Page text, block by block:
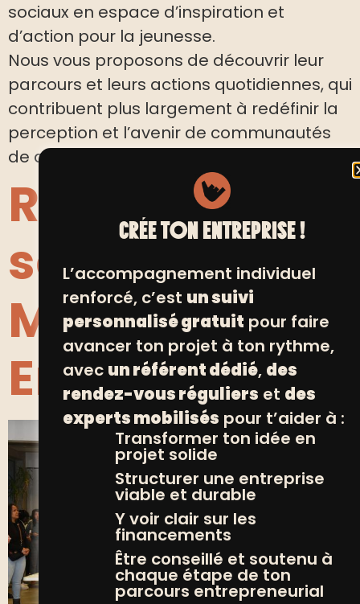
sociaux en espace d’inspiration et
d’action pour la jeunesse.
Nous vous proposons de découvrir leur
parcours et leurs actions quotidiennes, qui
contribuent plus largement à redéfinir la
perception et l’avenir de communautés
de quartiers souvent mal comprises.
Retour sur la
soirée
Melting Pot
CRÉE TON ENTREPRISE !
L’accompagnement individuel
renforcé, c’est un suivi
personnalisé gratuit pour faire
avancer ton projet à ton rythme,
avec un référent dédié, des
rendez-vous réguliers et des
experts mobilisés pour t’aider à :
Transformer ton idée en
projet solide
Structurer une entreprise
viable et durable
Y voir clair sur les
financements
Être conseillé et soutenu à
chaque étape de ton
parcours entrepreneurial